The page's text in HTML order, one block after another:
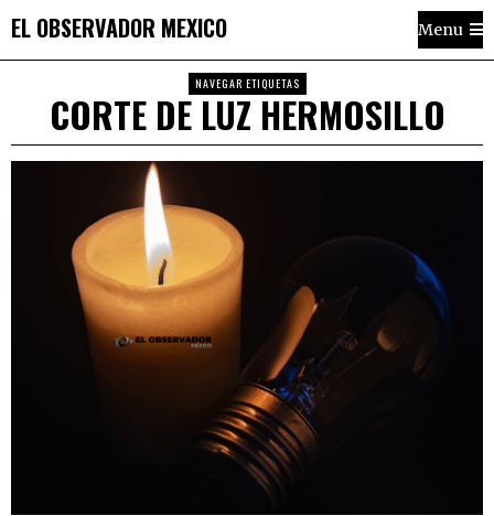
EL OBSERVADOR MEXICO Menu
NAVEGAR ETIQUETAS
CORTE DE LUZ HERMOSILLO